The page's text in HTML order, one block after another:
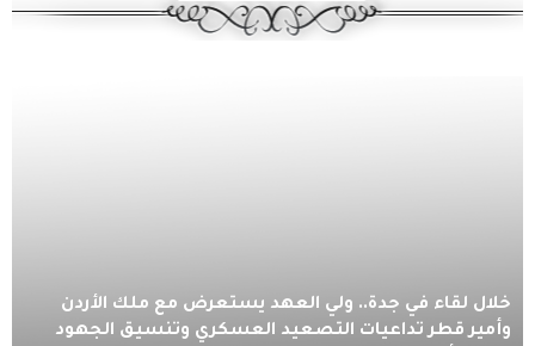
خلال لقاء في جدة.. ولي العهد يستعرض مع ملك الأردن
وأمير قطر تداعيات التصعيد العسكري وتنسيق الجهود